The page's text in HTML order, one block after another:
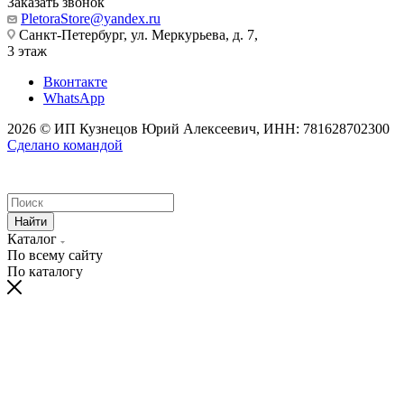
PletoraStore@yandex.ru
Санкт-Петербург, ул. Меркурьева, д. 7,
3 этаж
Вконтакте
WhatsApp
2026 © ИП Кузнецов Юрий Алексеевич, ИНН: 781628702300
Сделано командой
Найти
Каталог
По всему сайту
По каталогу